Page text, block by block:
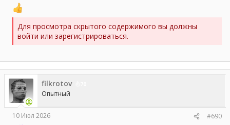
Для просмотра скрытого содержимого вы должны
войти или зарегистрироваться.
filkrotov
Опытный
10 Июл 2026 #690